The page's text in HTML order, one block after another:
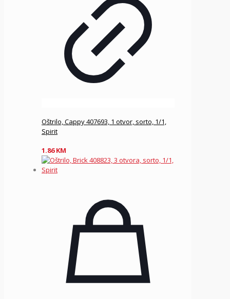
Oštrilo, Cappy 407693, 1 otvor, sorto, 1/1,
Spirit
1.86KM